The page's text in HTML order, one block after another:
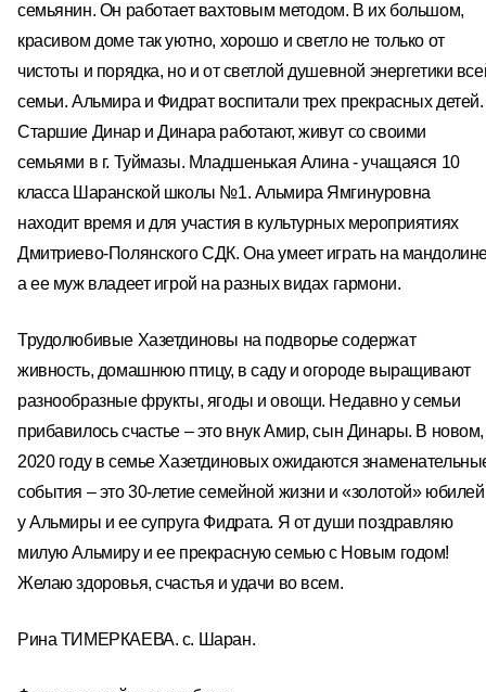
семьянин. Он работает вахтовым методом. В их большом,
красивом доме так уютно, хорошо и светло не только от
чистоты и порядка, но и от светлой душевной энергетики
семьи. Альмира и Фидрат воспитали трех прекрасных детей.
Старшие Динар и Динара работают, живут со своими
семьями в г. Туймазы. Младшенькая Алина - учащаяся 10
класса Шаранской школы №1. Альмира Ямгинуровна
находит время и для участия в культурных мероприятиях
Дмитриево-Полянского СДК. Она умеет играть на
а ее муж владеет игрой на разных видах гармони.
Трудолюбивые Хазетдиновы на подворье содержат
живность, домашнюю птицу, в саду и огороде выращивают
разнообразные фрукты, ягоды и овощи. Недавно у семьи
прибавилось счастье – это внук Амир, сын Динары. В новом,
2020 году в семье Хазетдиновых ожидаются
события – это 30-летие семейной жизни и «золотой» юбилей
у Альмиры и ее супруга Фидрата. Я от души поздравляю
милую Альмиру и ее прекрасную семью с Новым годом!
Желаю здоровья, счастья и удачи во всем.
Рина ТИМЕРКАЕВА. с. Шаран.